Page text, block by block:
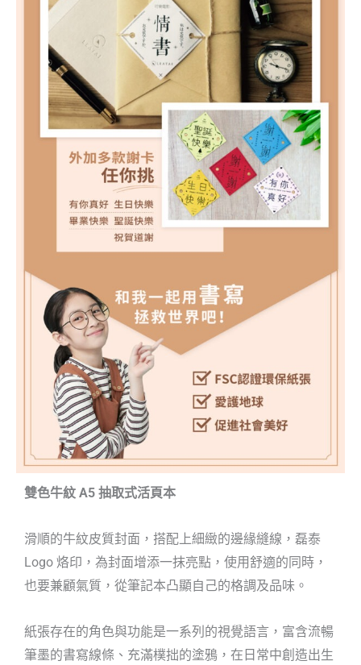
雙色牛紋 A5 抽取式活頁本
滑順的牛紋皮質封面，搭配上細緻的邊緣縫線， 磊泰
Logo 烙印，為封面增添一抹亮點，使用舒適的同時，
也要兼顧氣質，從筆記本凸顯自己的格調及品味。
紙張存在的角色與功能是一系列的視覺語言，富含流暢
筆墨的書寫線條、充滿樸拙的塗鴉，在日常中創造出生